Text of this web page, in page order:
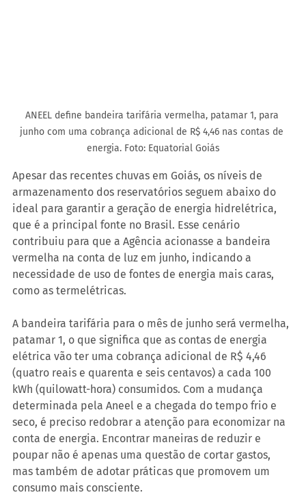
ANEEL define bandeira tarifária vermelha, patamar 1, para
junho com uma cobrança adicional de R$ 4,46 nas contas de
energia. Foto: Equatorial Goiás
Apesar das recentes chuvas em Goiás, os níveis de
armazenamento dos reservatórios seguem abaixo do
ideal para garantir a geração de energia hidrelétrica,
que é a principal fonte no Brasil. Esse cenário
contribuiu para que a Agência acionasse a bandeira
vermelha na conta de luz em junho, indicando a
necessidade de uso de fontes de energia mais caras,
como as termelétricas.
A bandeira tarifária para o mês de junho será vermelha,
patamar 1, o que significa que as contas de energia
elétrica vão ter uma cobrança adicional de R$ 4,46
(quatro reais e quarenta e seis centavos) a cada 100
kWh (quilowatt-hora) consumidos. Com a mudança
determinada pela Aneel e a chegada do tempo frio e
seco, é preciso redobrar a atenção para economizar na
conta de energia. Encontrar maneiras de reduzir e
poupar não é apenas uma questão de cortar gastos,
mas também de adotar práticas que promovem um
consumo mais consciente.